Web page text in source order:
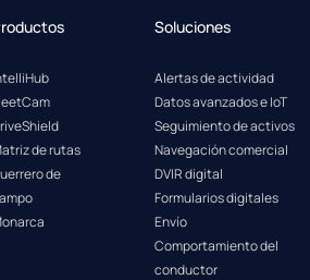
de rutas
de
Soluciones
Alertas de actividad
Datos avanzados e IoT
Seguimiento de activos
Navegación comercial
DVIR digital
Formularios digitales
Envío
Comportamiento del
conductor